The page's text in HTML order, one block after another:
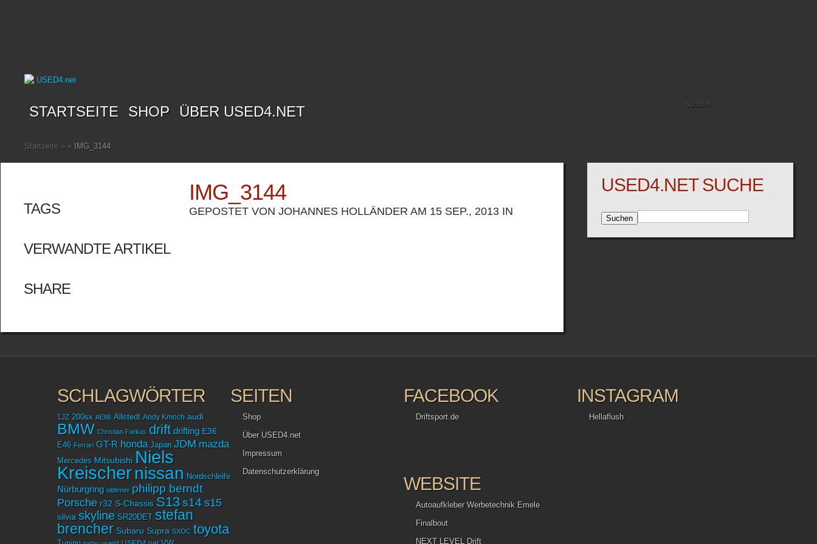
STARTSEITE SHOP ÜBER USED4.NET
Startseite » » IMG_3144
TAGS
VERWANDTE ARTIKEL
SHARE
IMG_3144
GEPOSTET VONJOHANNES HOLLÄNDER AM 15 SEP., 2013 IN
USED4.NET SUCHE
SCHLAGWÖRTER
1JZ 200sx AE86 Allstedt Andy Kmoch audi
BMW Christian Farkas drift drifting E36
E46 Ferrari GT-R honda Japan JDM mazda
Mercedes Mitsubishi Niels
Kreischernissan Nordschleife
Nürburgring oldtimer philipp berndt
Porsche r32 S-Chassis S13s14 s15
silvia skyline SR20DET stefan
brencher Subaru Supra SXOC toyota
SEITEN
Shop
Über USED4.net
Impressum
Datenschutzerklärung
FACEBOOK
Driftsport.de
INSTAGRAM
Hellaflush
WEBSITE
Autoaufkleber Werbetechnik Emele
Finalbout
NEXT LEVEL Drift